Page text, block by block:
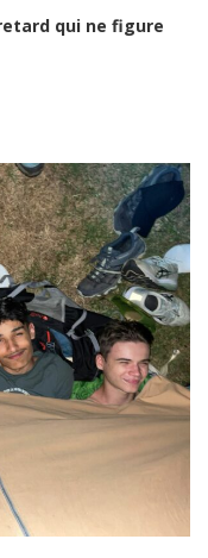
qui ne figure